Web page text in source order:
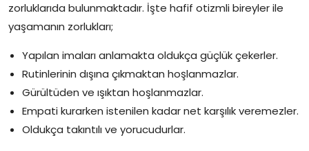
zorluklarıda bulunmaktadır. İşte hafif otizmli bireyler ile
yaşamanın zorlukları;
Yapılan imaları anlamakta oldukça güçlük çekerler.
Rutinlerinin dışına çıkmaktan hoşlanmazlar.
Gürültüden ve ışıktan hoşlanmazlar.
Empati kurarken istenilen kadar net karşılık veremezler.
Oldukça takıntılı ve yorucudurlar.